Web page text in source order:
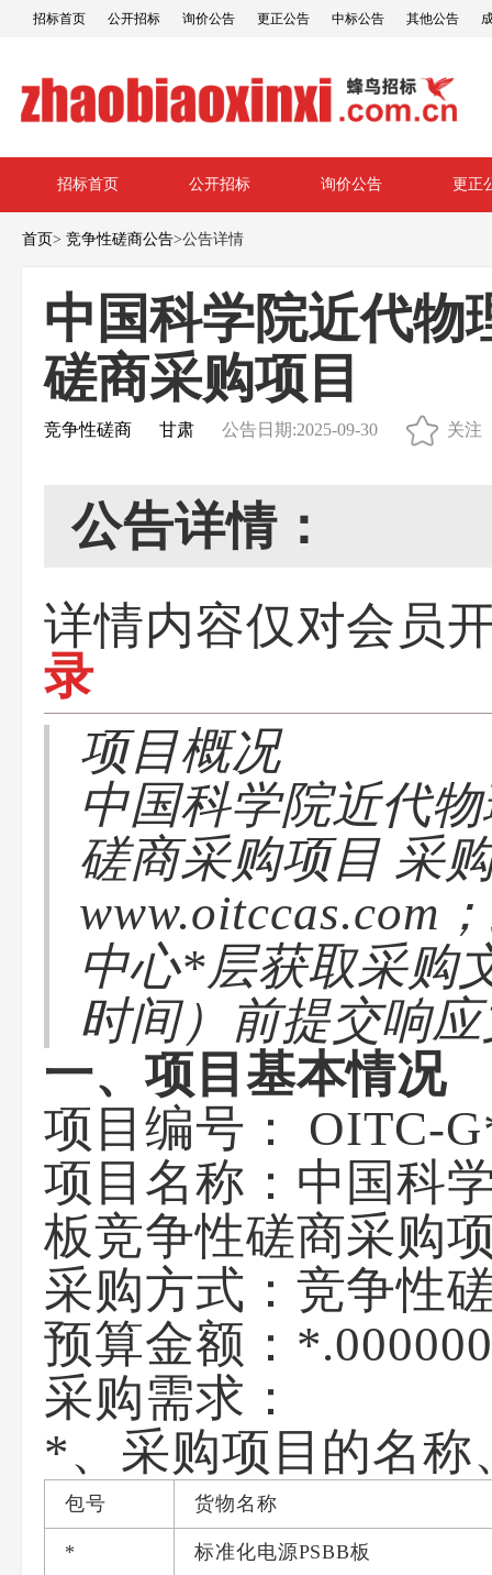
招标首页 公开招标 询价公告 更正公告 中标公告 其他公告
招标首页 公开招标 询价公告 更正
首页> 竞争性磋商公告>公告详情
中国科学院近代物
磋商采购项目
竞争性磋商 甘肃 公告日期:2025-09-30 关注
公告详情：
详情内容仅对会员
录
项目概况
中国科学院近代
磋商采购项目 采
www.oitccas.com
中心*层获取采购
时间）前提交响
一、项目基本情况
项目编号： OITC-
项目名称：中国科
板竞争性磋商采购
采购方式：竞争性
预算金额：
采购需求：
*、采购项目的名称
包号 货物名称
* 标准化电源PSBB板